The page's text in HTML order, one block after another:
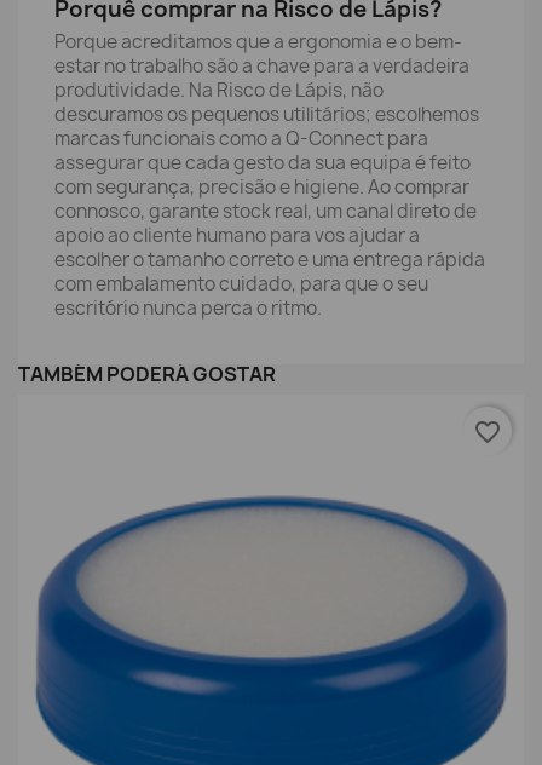
Porquê comprar na Risco de Lápis?
Porque acreditamos que a ergonomia e o bem-
estar no trabalho são a chave para a verdadeira
produtividade. Na Risco de Lápis, não
descuramos os pequenos utilitários; escolhemos
marcas funcionais como a Q-Connect para
assegurar que cada gesto da sua equipa é feito
com segurança, precisão e higiene. Ao comprar
connosco, garante stock real, um canal direto de
apoio ao cliente humano para vos ajudar a
escolher o tamanho correto e uma entrega rápida
com embalamento cuidado, para que o seu
escritório nunca perca o ritmo.
TAMBÉM PODERÁ GOSTAR
favorite_border